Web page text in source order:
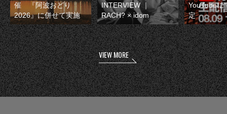
催 『阿波おどり
2026』に併せて実施
INTERVIEW ｜
RACH? × idom
YouTubeに
定
VIEW MORE